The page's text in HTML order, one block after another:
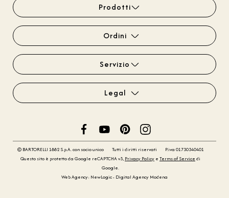
Prodotti
Ordini
Servizio
Legal
© BARTORELLI 1882 S.p.A. con socio unico Tutti i diritti riservati
P.iva 01730340401
Questo sito è protetto da Google reCAPTCHA v3, Privacy Policy e Terms of Service di
Google.
Web Agency: NewLogic - Digital Agency Modena